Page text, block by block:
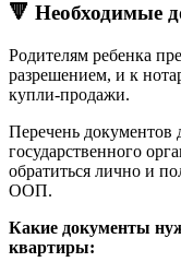
🔻 Необходимые
Родителям ребенка
разрешением, и к
купли-продажи.
Перечень документов
государственного
обратиться лично и
ООП.
Какие документы
квартиры: